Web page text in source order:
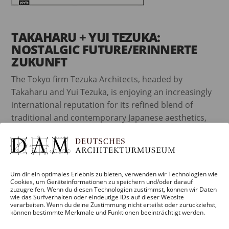
Um dir ein optimales Erlebnis zu bieten, verwenden wir Technologien wie
Cookies, um Geräteinformationen zu speichern und/oder darauf
zuzugreifen. Wenn du diesen Technologien zustimmst, können wir Daten
wie das Surfverhalten oder eindeutige IDs auf dieser Website
verarbeiten. Wenn du deine Zustimmung nicht erteilst oder zurückziehst,
können bestimmte Merkmale und Funktionen beeinträchtigt werden.
TAKAHARU + YUI TEZUKA:
NOSTALGIC FUTURE/ERINNERTE
ZUKUNFT
The Tokyo firm Tezuka Architects, headed by
Takaharu and Yui Tezuka, is enjoying an increasingly
international reputation for its refined blend of
traditional and contemporary Japanese aesthetics,
unconventional while remaining anchored in the
scale and needs of everyday life. (The names of their
‘Sky House’ – convey the flavor and feel of this
amalgam.) Tezuka buildings often sport such
features as large sliding-door fronts and verandas,
and make particular use of wood and lightweight